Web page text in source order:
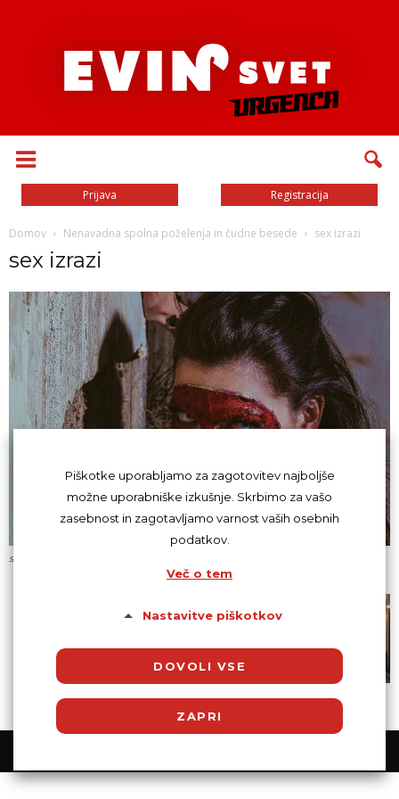
Prijava Registracija
Domov Nenavadna spolna poželenja in čudne besede sex izrazi
sex izrazi
sex izrazi
Piškotke uporabljamo za zagotovitev najboljše
možne uporabniške izkušnje. Skrbimo za vašo
zasebnost in zagotavljamo varnost vaših osebnih
podatkov.
Več o tem
Nastavitve piškotkov
DOVOLI VSE
ZAPRI
Potrebni